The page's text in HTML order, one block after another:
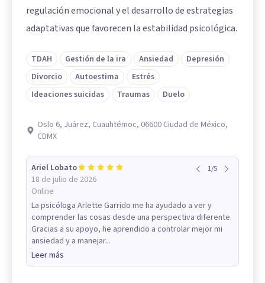
regulación emocional y el desarrollo de estrategias
adaptativas que favorecen la estabilidad psicológica.
TDAH Gestión de la ira Ansiedad
Depresión
Divorcio
Autoestima
Estrés
Ideaciones suicidas
Traumas Duelo
Oslo 6, Juárez, Cuauhtémoc, 06600 Ciudad de México,
CDMX
Ariel Lobato
18 de julio de 2026
Online
1/5
La psicóloga Arlette Garrido me ha ayudado a ver y
comprender las cosas desde una perspectiva diferente.
Gracias a su apoyo, he aprendido a controlar mejor mi
ansiedad y a manejar...
Leer más